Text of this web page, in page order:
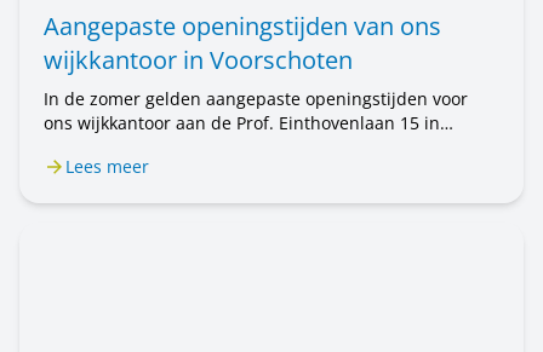
Aangepaste openingstijden van ons
wijkkantoor in Voorschoten
In de zomer gelden aangepaste openingstijden voor
ons wijkkantoor aan de Prof. Einthovenlaan 15 in
wijkkantoor alleen op afspraak geopend. Wilt u een
Lees meer